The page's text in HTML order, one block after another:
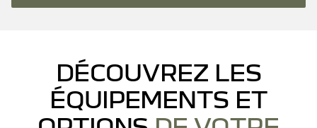
DÉCOUVREZ LES
ÉQUIPEMENTS ET